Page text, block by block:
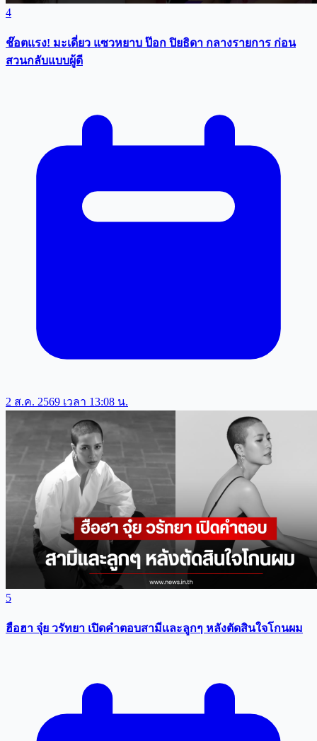
4
ช๊อตแรง! มะเดี่ยว แซวหยาบ ป๊อก ปิยธิดา กลางรายการ ก่อน
สวนกลับแบบผู้ดี
2 ส.ค. 2569 เวลา 13:08 น.
5
ฮือฮา จุ๋ย วรัทยา เปิดคำตอบสามีเเละลูกๆ หลังตัดสินใจโกนผม